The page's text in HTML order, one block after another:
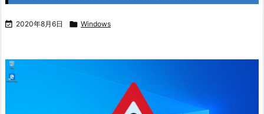
 2020年8月6日  Windows